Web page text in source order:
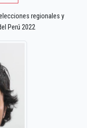
regionales y
Perú 2022